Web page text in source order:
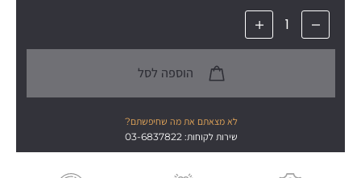
לא מצאתם את מה שחיפשתם?
שירות לקוחות: 03-6837822